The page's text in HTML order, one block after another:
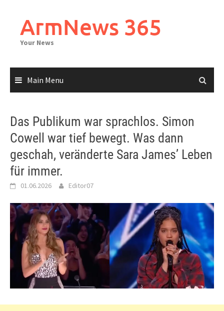
contentArmNews 365
Your News
Main Menu
Das Publikum war sprachlos. Simon
Cowell war tief bewegt. Was dann
geschah, veränderte Sara James’ Leben
für immer.
01.06.2026 Editor07